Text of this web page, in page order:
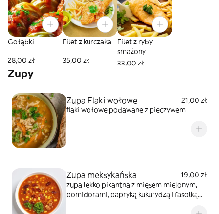
Gołąbki
28,00 zł
Filet z kurczaka
35,00 zł
Filet z ryby
smażony
33,00 zł
Zupy
Zupa Flaki wołowe
21,00 zł
flaki wołowe podawane z pieczywem
Zupa meksykańska
19,00 zł
zupa lekko pikantna z mięsem mielonym,
pomidorami, papryką kukurydzą i fasolką